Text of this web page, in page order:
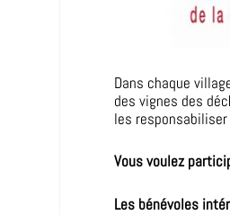
Dans chaque
des vignes des
les
Vous voulez
Les bénévoles